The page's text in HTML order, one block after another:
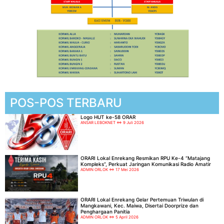
POS-POS TERBARU
Logo HUT ke-58 ORAR
ANSAR LEBOKNET 9 Juli 2026
ORARI Lokal Enrekang Resmikan RPU Ke-4 “Matajang
Kompleks”, Perkuat Jaringan Komunikasi Radio Amatir
ADMIN ORLOK 17 Mei 2026
ORARI Lokal Enrekang Gelar Pertemuan Triwulan di
Mangkawani, Kec. Maiwa, Disertai Doorprize dan
Penghargaan Panitia
ADMIN ORLOK 5 April 2026